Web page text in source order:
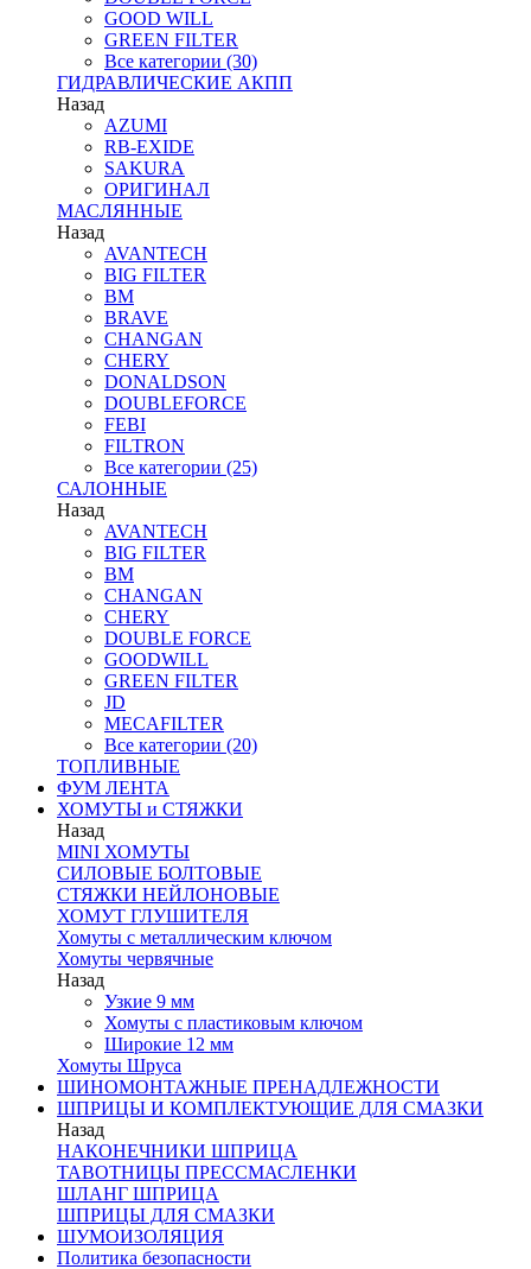
GOOD WILL
GREEN FILTER
Все категории (30)
ГИДРАВЛИЧЕСКИЕ АКПП
Назад
AZUMI
RB-EXIDE
SAKURA
ОРИГИНАЛ
МАСЛЯННЫЕ
Назад
AVANTECH
BIG FILTER
BM
BRAVE
CHANGAN
CHERY
DONALDSON
DOUBLEFORCE
FEBI
FILTRON
Все категории (25)
САЛОННЫЕ
Назад
AVANTECH
BIG FILTER
BM
CHANGAN
CHERY
DOUBLE FORCE
GOODWILL
GREEN FILTER
JD
MECAFILTER
Все категории (20)
ТОПЛИВНЫЕ
ФУМ ЛЕНТА
ХОМУТЫ и СТЯЖКИ
Назад
MINI ХОМУТЫ
СИЛОВЫЕ БОЛТОВЫЕ
СТЯЖКИ НЕЙЛОНОВЫЕ
ХОМУТ ГЛУШИТЕЛЯ
Хомуты с металлическим ключом
Хомуты червячные
Назад
Узкие 9 мм
Хомуты с пластиковым ключом
Широкие 12 мм
Хомуты Шруса
ШИНОМОНТАЖНЫЕ ПРЕНАДЛЕЖНОСТИ
ШПРИЦЫ И КОМПЛЕКТУЮЩИЕ ДЛЯ СМАЗКИ
Назад
НАКОНЕЧНИКИ ШПРИЦА
ТАВОТНИЦЫ ПРЕССМАСЛЕНКИ
ШЛАНГ ШПРИЦА
ШПРИЦЫ ДЛЯ СМАЗКИ
ШУМОИЗОЛЯЦИЯ
Политика безопасности